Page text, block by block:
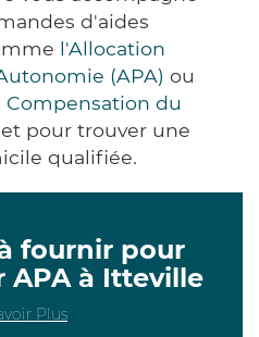
d'aides
l'Allocation
(APA) ou
Compensation du
et pour trouver une
qualifiée.
fournir pour
APA à Itteville
Plus